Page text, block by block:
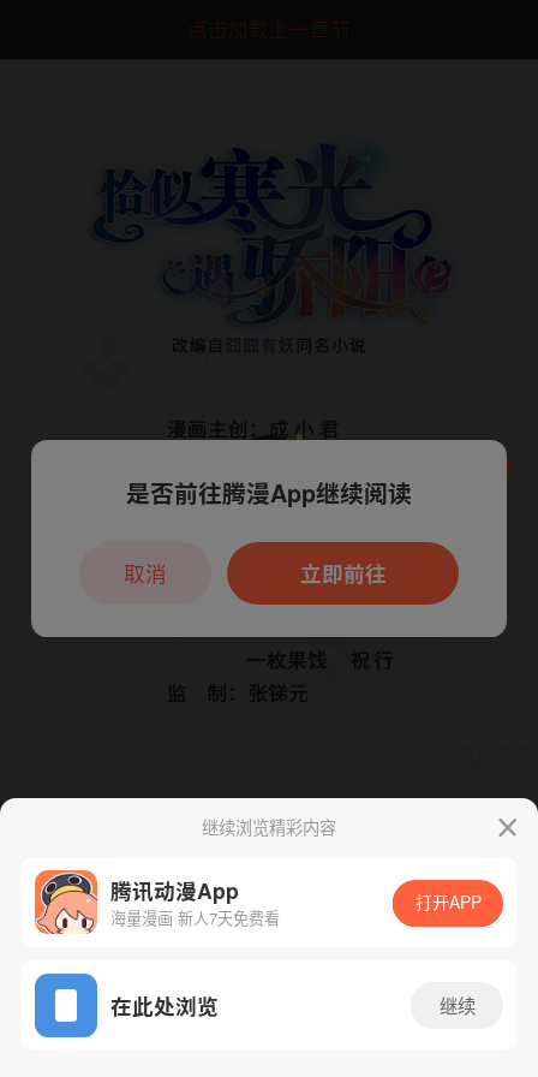
点击加载上一章节
App免费看
腾漫App免费看
继续浏览精彩内容
腾讯动漫App
海量漫画 新人7天免费看
打开APP
在此处浏览 继续
本章节仅支持App阅读，可打开App新用
户7天免费看
是否前往腾漫App继续阅读
立即前往
取消